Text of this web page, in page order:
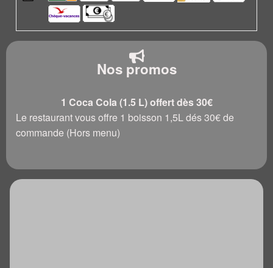
Nos promos
1 Coca Cola (1.5 L) offert dès 30€
Le restaurant vous offre 1 boisson 1,5L dés 30€ de
commande (Hors menu)